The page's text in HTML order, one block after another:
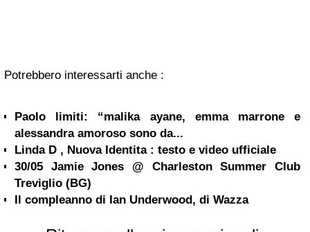
Potrebbero interessarti anche :
Paolo limiti: “malika ayane, emma marrone e
alessandra amoroso sono da...
Linda D , Nuova Identita : testo e video ufficiale
30/05 Jamie Jones @ Charleston Summer Club
Treviglio (BG)
Il compleanno di Ian Underwood, di Wazza